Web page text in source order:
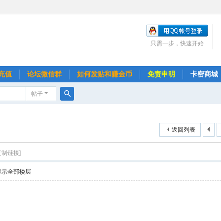
只需一步，快速开始
值 论坛微信群 如何发贴和赚金币 免责申明 卡密商城
帖子
返回列表
制链接]
示全部楼层